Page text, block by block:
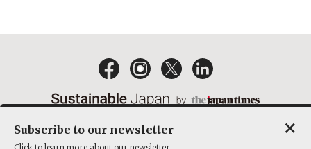
Subscribe to our newsletter ×